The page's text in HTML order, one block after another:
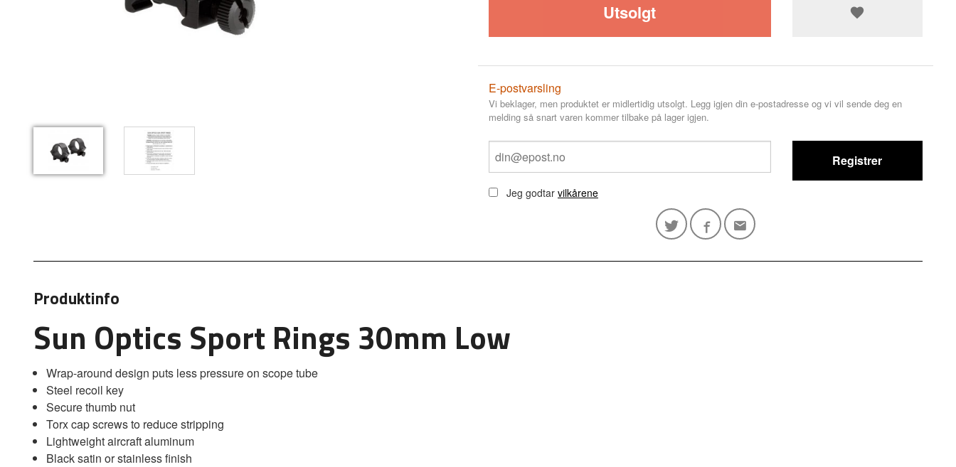
Utsolgt
E-postvarsling
Vi beklager, men produktet er midlertidig utsolgt. Legg igjen din e-postadresse og vi vil sende deg en
melding så snart varen kommer tilbake på lager igjen.
Jeg godtar vilkårene
Registrer
Produktinfo
Sun Optics Sport Rings 30mm Low
Wrap-around design puts less pressure on scope tube
Steel recoil key
Secure thumb nut
Torx cap screws to reduce stripping
Lightweight aircraft aluminum
Black satin or stainless finish